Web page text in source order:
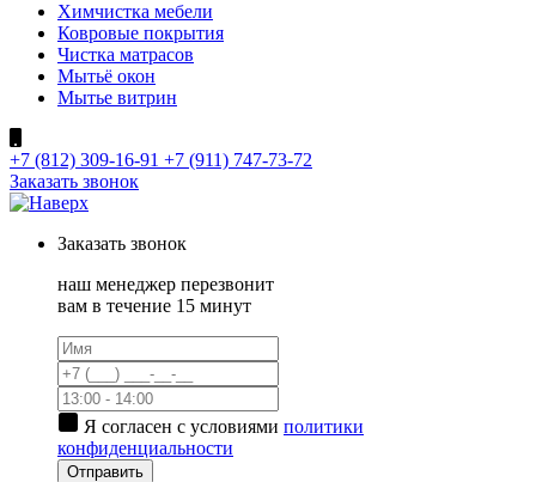
Химчистка мебели
Ковровые покрытия
Чистка матрасов
Мытьё окон
Мытье витрин
+7 (812) 309-16-91 +7 (911) 747-73-72
Заказать звонок
Заказать звонок
наш менеджер перезвонит
вам в течение 15 минут
Я согласен с условиями политики
конфиденциальности
Отправить